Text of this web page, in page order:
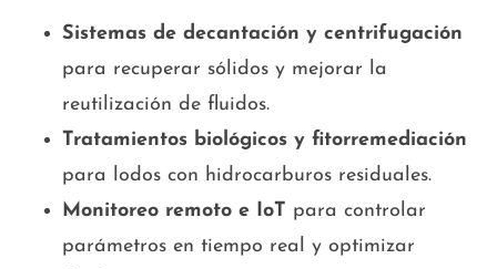
Sistemas de decantación y centrifugación
para recuperar sólidos y mejorar la
reutilización de fluidos.
Tratamientos biológicos y fitorremediación
para lodos con hidrocarburos residuales.
Monitoreo remoto e IoT para controlar
parámetros en tiempo real y optimizar